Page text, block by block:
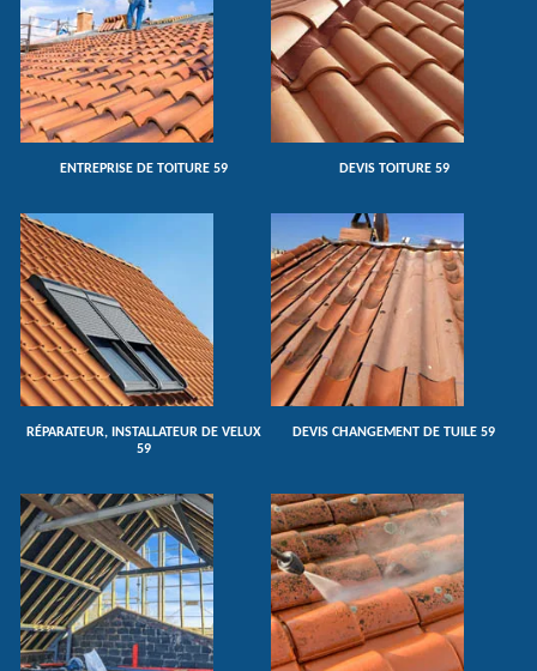
ENTREPRISE DE TOITURE 59 DEVIS TOITURE 59
RÉPARATEUR, INSTALLATEUR DE VELUX
59
DEVIS CHANGEMENT DE TUILE 59